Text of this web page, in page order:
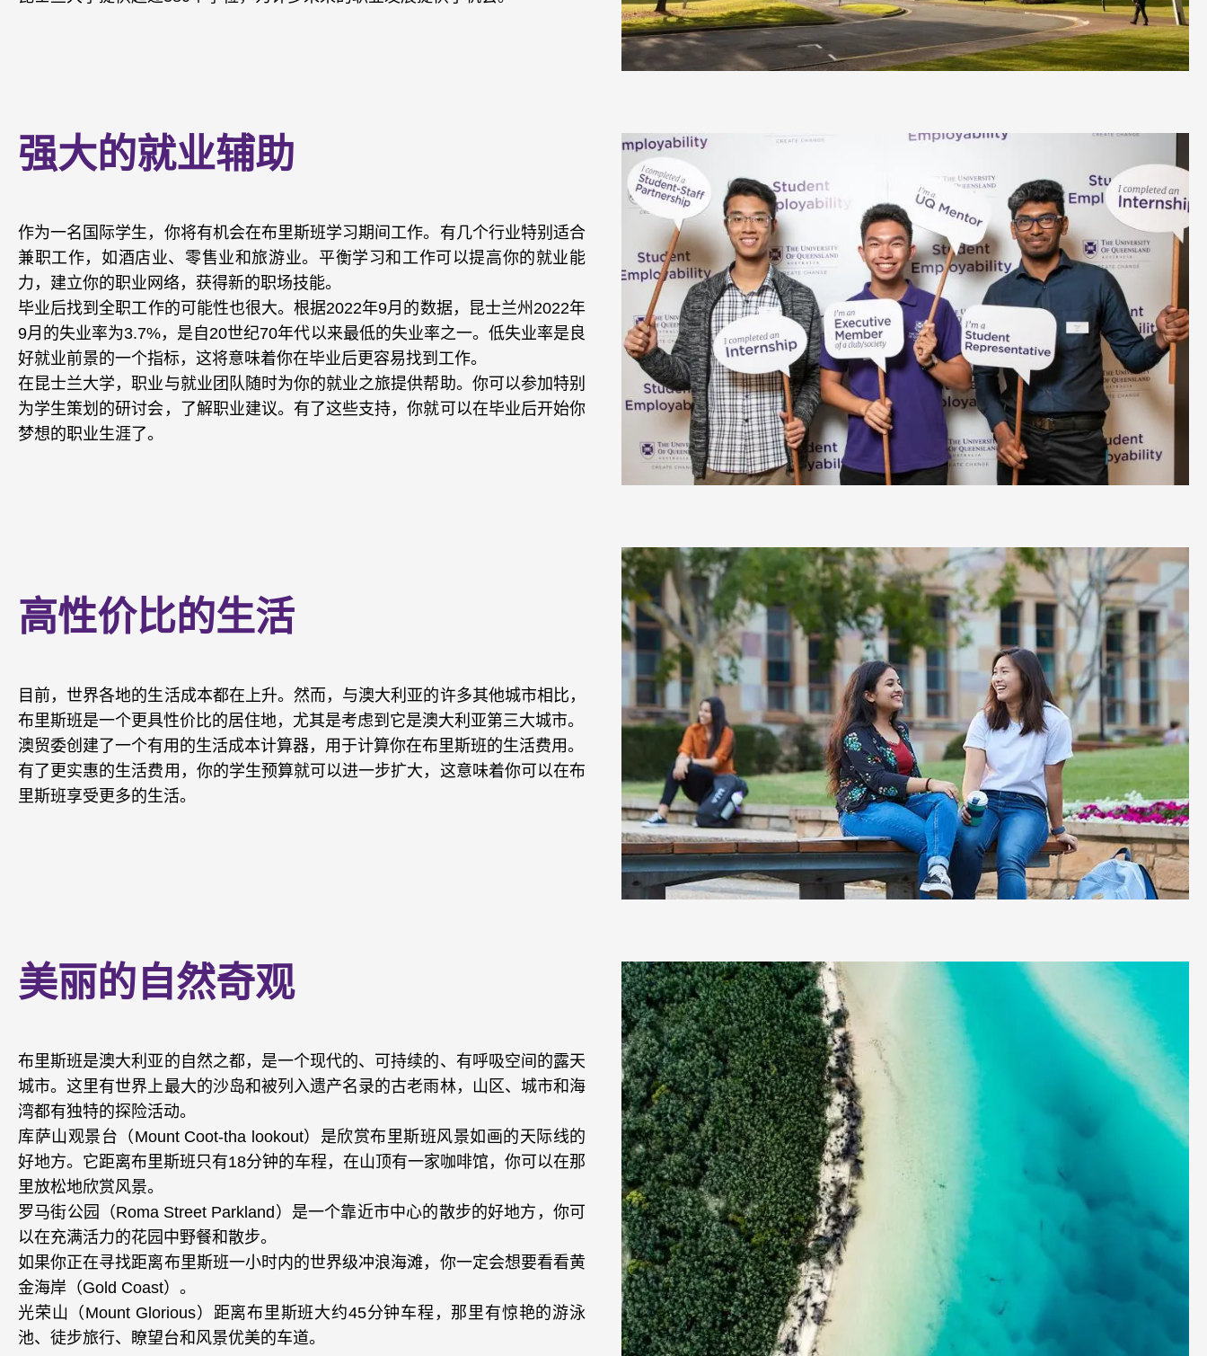
强大的就业辅助
作为一名国际学生，你将有机会在布里斯班学习期间工作。有几个行业特别适合
兼职工作，如酒店业、零售业和旅游业。平衡学习和工作可以提高你的就业能
力，建立你的职业网络，获得新的职场技能。
毕业后找到全职工作的可能性也很大。根据2022年9月的数据，昆士兰州2022年
9月的失业率为3.7%，是自20世纪70年代以来最低的失业率之一。低失业率是良
好就业前景的一个指标，这将意味着你在毕业后更容易找到工作。
在昆士兰大学，职业与就业团队随时为你的就业之旅提供帮助。你可以参加特别
为学生策划的研讨会，了解职业建议。有了这些支持，你就可以在毕业后开始你
梦想的职业生涯了。
高性价比的生活
目前，世界各地的生活成本都在上升。然而，与澳大利亚的许多其他城市相比，
布里斯班是一个更具性价比的居住地，尤其是考虑到它是澳大利亚第三大城市。
澳贸委创建了一个有用的生活成本计算器，用于计算你在布里斯班的生活费用。
有了更实惠的生活费用，你的学生预算就可以进一步扩大，这意味着你可以在布
里斯班享受更多的生活。
美丽的自然奇观
布里斯班是澳大利亚的自然之都，是一个现代的、可持续的、有呼吸空间的露天
城市。这里有世界上最大的沙岛和被列入遗产名录的古老雨林，山区、城市和海
湾都有独特的探险活动。
库萨山观景台（Mount Coot-tha lookout）是欣赏布里斯班风景如画的天际线的
好地方。它距离布里斯班只有18分钟的车程，在山顶有一家咖啡馆，你可以在那
里放松地欣赏风景。
罗马街公园（Roma Street Parkland）是一个靠近市中心的散步的好地方，你可
以在充满活力的花园中野餐和散步。
如果你正在寻找距离布里斯班一小时内的世界级冲浪海滩，你一定会想要看看黄
金海岸（Gold Coast）。
光荣山（Mount Glorious）距离布里斯班大约45分钟车程，那里有惊艳的游泳
池、徒步旅行、瞭望台和风景优美的车道。